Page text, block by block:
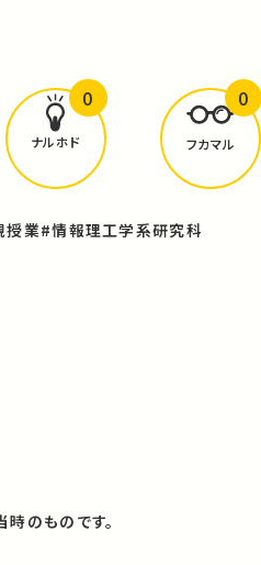
学びがありましたか？
ナルホド
0
フカマル
0
授業#情報理工学系研究科
のものです。